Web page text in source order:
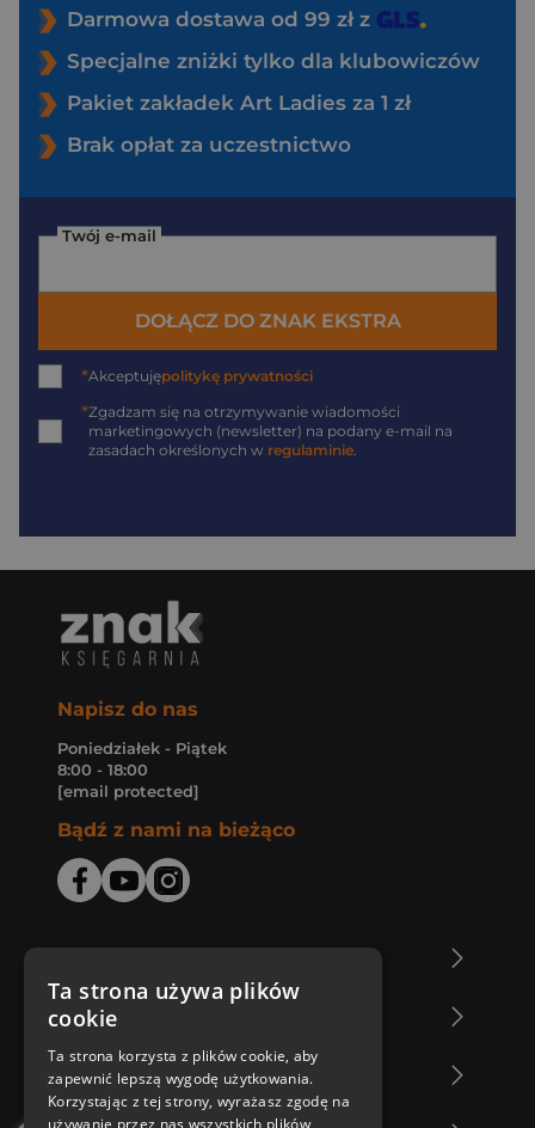
Darmowa dostawa od 99 zł z
Specjalne zniżki tylko dla klubowiczów
Pakiet zakładek Art Ladies za 1 zł
Brak opłat za uczestnictwo
Twój e-mail
DOŁĄCZ DO ZNAK EKSTRA
*Akceptujępolitykę prywatności
*Zgadzam się na otrzymywanie wiadomości
marketingowych (newsletter) na podany e-mail na
zasadach określonych w regulaminie.
Napisz do nas
Poniedziałek - Piątek
8:00 - 18:00
[email protected]
Bądź z nami na bieżąco
Zakupy u nas
Nasza oferta
Ta strona używa plików
cookie
Ta strona korzysta z plików cookie, aby
zapewnić lepszą wygodę użytkowania.
Korzystając z tej strony, wyrażasz zgodę na
używanie przez nas wszystkich plików